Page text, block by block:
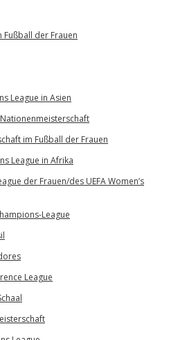
Fußball der Frauen
League in Asien
im Fußball der Frauen
League in Afrika
der Frauen/des UEFA Women’s
League
League